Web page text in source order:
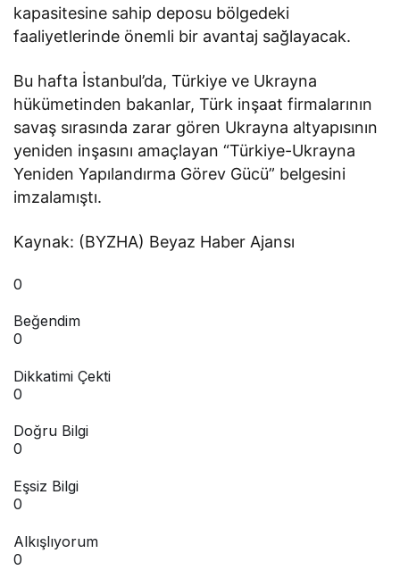
kapasitesine sahip deposu bölgedeki
faaliyetlerinde önemli bir avantaj sağlayacak.
Bu hafta İstanbul’da, Türkiye ve Ukrayna
hükümetinden bakanlar, Türk inşaat firmalarının
savaş sırasında zarar gören Ukrayna altyapısının
yeniden inşasını amaçlayan “Türkiye-Ukrayna
Yeniden Yapılandırma Görev Gücü” belgesini
imzalamıştı.
Kaynak: (BYZHA) Beyaz Haber Ajansı
0
Beğendim
0
Dikkatimi Çekti
0
Doğru Bilgi
0
Eşsiz Bilgi
0
Alkışlıyorum
0